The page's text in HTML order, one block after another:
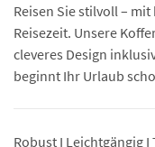
Reisen Sie stilvoll –
Reisezeit. Unsere
cleveres Design
beginnt Ihr Urlaub
Robust I Leichtgängig